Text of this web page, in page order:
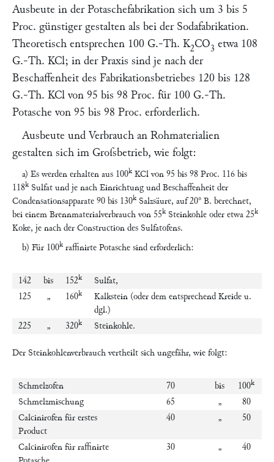
Ausbeute in der Potaschefabrikation sich um 3 bis 5
Proc. günstiger gestalten als bei der Sodafabrikation.
Theoretisch entsprechen 100 G.-Th. K2CO3 etwa 108
G.-Th. KCl; in der Praxis sind je nach der
Beschaffenheit des Fabrikationsbetriebes 120 bis 128
G.-Th. KCl von 95 bis 98 Proc. für 100 G.-Th.
Potasche von 95 bis 98 Proc. erforderlich.
Ausbeute und Verbrauch an Rohmaterialien
gestalten sich im Groſsbetrieb, wie folgt:
a) Es werden erhalten aus 100k KCl von 95 bis 98 Proc. 116 bis
118k Sulfat und je nach Einrichtung und Beschaffenheit der
Condensationsapparate 90 bis 130k Salzsäure, auf 20° B. berechnet,
bei einem Brennmaterialverbrauch von 55k Steinkohle oder etwa 25k
Koke, je nach der Construction des Sulfatofens.
b) Für 100k raffinirte Potasche sind erforderlich:
142 bis 152k
Sulfat,
125
„ 160k
Kalkstein (oder dem entsprechend Kreide u.
dgl.)
225
„ 320k Steinkohle.
Der Steinkohlenverbrauch vertheilt sich ungefähr, wie folgt:
Schmelzofen 70 bis 100k
Schmelzmischung 65 „
80
Calcinirofen für erstes
Product
40 „ 50
Calcinirofen für raffinirte
30 „ 40